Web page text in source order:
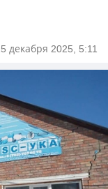
декабря 2025, 5:11